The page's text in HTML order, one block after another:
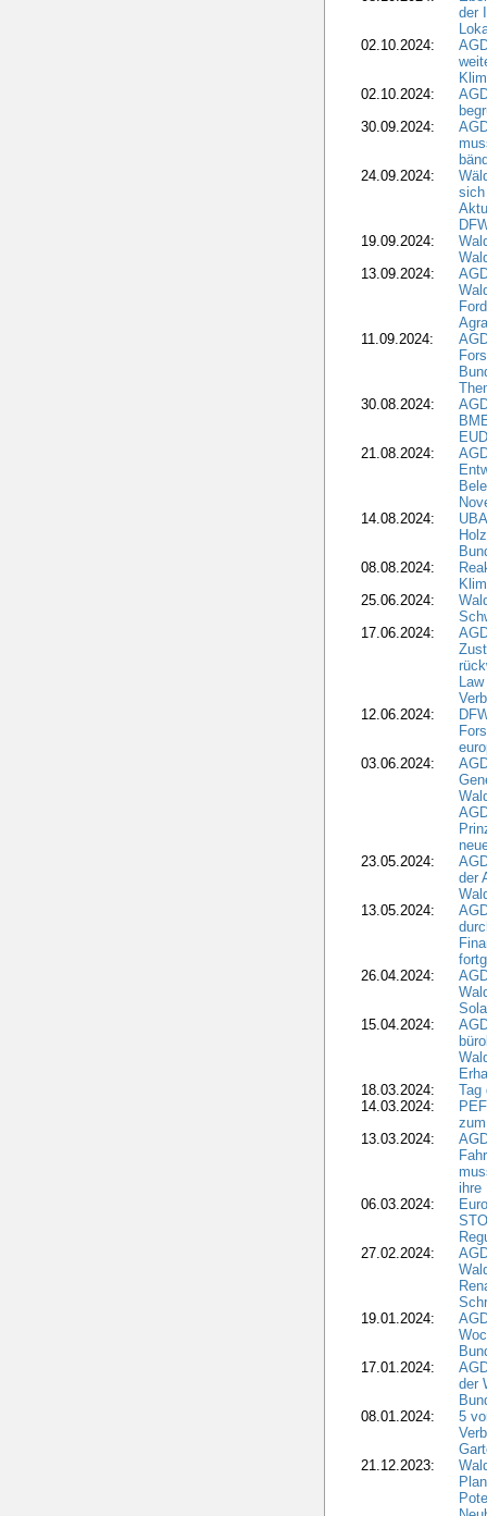
der
02.10.2024:
02.10.2024:
30.09.2024:
24.09.2024:
sich
19.09.2024:
13.09.2024:
11.09.2024:
30.08.2024:
21.08.2024:
14.08.2024:
08.08.2024:
25.06.2024:
17.06.2024:
12.06.2024:
03.06.2024:
23.05.2024:
der
13.05.2024:
26.04.2024:
15.04.2024:
18.03.2024:
Tag
14.03.2024:
13.03.2024:
ihre
06.03.2024:
27.02.2024:
19.01.2024:
17.01.2024:
der
08.01.2024:
5
21.12.2023: